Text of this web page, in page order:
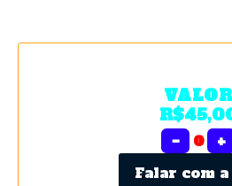
VALOR
− 0
+
Falar com